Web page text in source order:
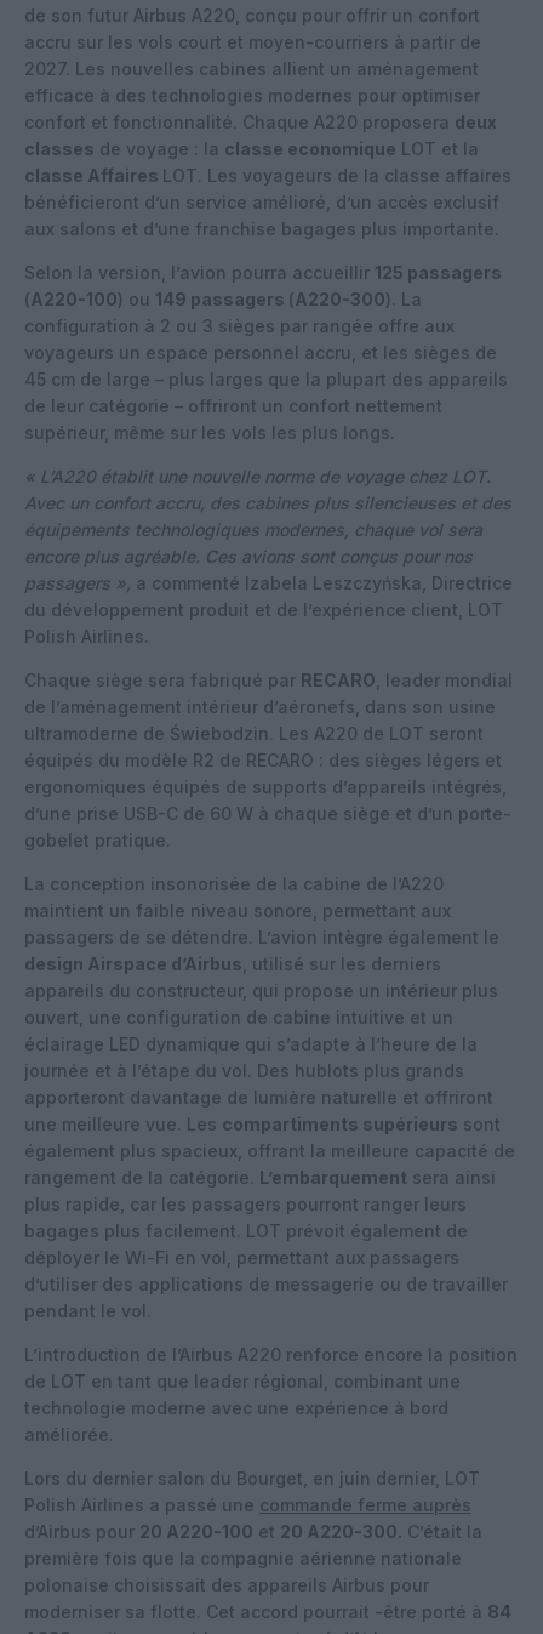
de son futur Airbus A220, conçu pour offrir un confort
accru sur les vols court et moyen-courriers à partir de
2027. Les nouvelles cabines allient un aménagement
efficace à des technologies modernes pour optimiser
confort et fonctionnalité. Chaque A220 proposera deux
classes de voyage : la classe economique LOT et la
classe Affaires LOT. Les voyageurs de la classe affaires
bénéficieront d’un service amélioré, d’un accès exclusif
aux salons et d’une franchise bagages plus importante.
Selon la version, l’avion pourra accueillir 125 passagers
(A220-100) ou 149 passagers (A220-300). La
configuration à 2 ou 3 sièges par rangée offre aux
voyageurs un espace personnel accru, et les sièges de
45 cm de large – plus larges que la plupart des appareils
de leur catégorie – offriront un confort nettement
supérieur, même sur les vols les plus longs.
« L’A220 établit une nouvelle norme de voyage chez LOT.
Avec un confort accru, des cabines plus silencieuses et des
équipements technologiques modernes, chaque vol sera
encore plus agréable. Ces avions sont conçus pour nos
passagers », a commenté Izabela Leszczyńska, Directrice
du développement produit et de l’expérience client, LOT
Polish Airlines.
Chaque siège sera fabriqué par RECARO , leader mondial
de l’aménagement intérieur d’aéronefs, dans son usine
ultramoderne de Świebodzin. Les A220 de LOT seront
équipés du modèle R2 de RECARO : des sièges légers et
ergonomiques équipés de supports d’appareils intégrés,
d’une prise USB-C de 60 W à chaque siège et d’un porte-
gobelet pratique.
La conception insonorisée de la cabine de l’A220
maintient un faible niveau sonore, permettant aux
passagers de se détendre. L’avion intègre également le
design Airspace d’Airbus , utilisé sur les derniers
appareils du constructeur, qui propose un intérieur plus
ouvert, une configuration de cabine intuitive et un
éclairage LED dynamique qui s’adapte à l’heure de la
journée et à l’étape du vol. Des hublots plus grands
apporteront davantage de lumière naturelle et offriront
une meilleure vue. Les compartiments supérieurs sont
également plus spacieux, offrant la meilleure capacité de
rangement de la catégorie. L’embarquement sera ainsi
plus rapide, car les passagers pourront ranger leurs
bagages plus facilement. LOT prévoit également de
déployer le Wi-Fi en vol, permettant aux passagers
d’utiliser des applications de messagerie ou de travailler
pendant le vol.
L’introduction de l’Airbus A220 renforce encore la position
de LOT en tant que leader régional, combinant une
technologie moderne avec une expérience à bord
améliorée.
Lors du dernier salon du Bourget, en juin dernier, LOT
Polish Airlines a passé une commande ferme auprès
d’Airbus pour 20 A220-100 et 20 A220-300. C’était la
première fois que la compagnie aérienne nationale
polonaise choisissait des appareils Airbus pour
moderniser sa flotte. Cet accord pourrait -être porté à 84